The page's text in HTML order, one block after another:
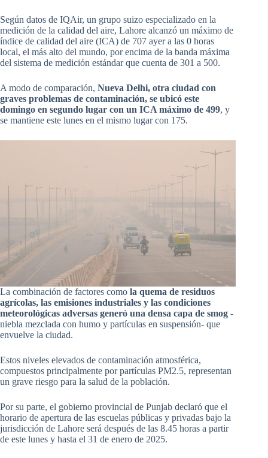
Según datos de IQAir, un grupo suizo especializado en la
medición de la calidad del aire, Lahore alcanzó un máximo de
índice de calidad del aire (ICA) de 707 ayer a las 0 horas
local, el más alto del mundo, por encima de la banda máxima
del sistema de medición estándar que cuenta de 301 a 500.
A modo de comparación, Nueva Delhi, otra ciudad con
graves problemas de contaminación, se ubicó este
domingo en segundo lugar con un ICA máximo de 499, y
se mantiene este lunes en el mismo lugar con 175.
La combinación de factores como la quema de residuos
agrícolas, las emisiones industriales y las condiciones
meteorológicas adversas generó una densa capa de smog -
niebla mezclada con humo y partículas en suspensión- que
envuelve la ciudad.
Estos niveles elevados de contaminación atmosférica,
compuestos principalmente por partículas PM2.5, representan
un grave riesgo para la salud de la población.
Por su parte, el gobierno provincial de Punjab declaró que el
horario de apertura de las escuelas públicas y privadas bajo la
jurisdicción de Lahore será después de las 8.45 horas a partir
de este lunes y hasta el 31 de enero de 2025.